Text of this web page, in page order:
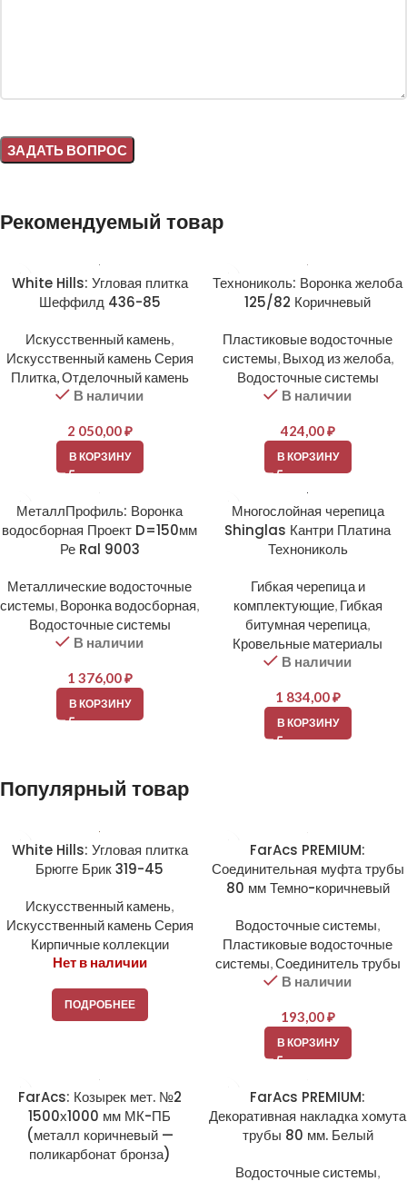
Рекомендуемый товар
White Hills: Угловая плитка
Шеффилд 436-85
Искусственный камень,
Искусственный камень Серия
Плитка, Отделочный камень
В наличии
2 050,00₽
В КОРЗИНУ
Технониколь: Воронка желоба
125/82 Коричневый
Пластиковые водосточные
системы, Выход из желоба,
Водосточные системы
В наличии
424,00₽
В КОРЗИНУ
МеталлПрофиль: Воронка
водосборная Проект D=150мм
Ре Ral 9003
Металлические водосточные
системы, Воронка водосборная,
Водосточные системы
В наличии
1 376,00₽
В КОРЗИНУ
Многослойная черепица
Shinglas Кантри Платина
Технониколь
Гибкая черепица и
комплектующие, Гибкая
битумная черепица,
Кровельные материалы
В наличии
1 834,00₽
В КОРЗИНУ
Популярный товар
White Hills: Угловая плитка
Брюгге Брик 319-45
Искусственный камень,
Искусственный камень Серия
Кирпичные коллекции
Нет в наличии
ПОДРОБНЕЕ
FarAcs PREMIUM:
Соединительная муфта трубы
80 мм Темно-коричневый
Водосточные системы,
Пластиковые водосточные
системы,Соединитель трубы
В наличии
193,00₽
В КОРЗИНУ
FarAcs: Козырек мет. №2
1500х1000 мм МК-ПБ
(металл коричневый —
поликарбонат бронза)
FarAcs PREMIUM:
Декоративная накладка хомута
трубы 80 мм. Белый
Водосточные системы,